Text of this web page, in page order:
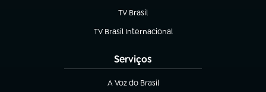
TV Brasil
(abre em nova aba)
TV Brasil Internacional
(abre em nova aba)
Serviços
A Voz do Brasil
(abre em nova aba)